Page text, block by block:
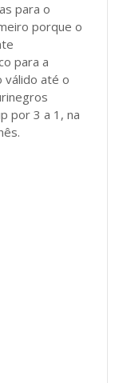
para o
porque o
para a
até o
por 3 a 1, na